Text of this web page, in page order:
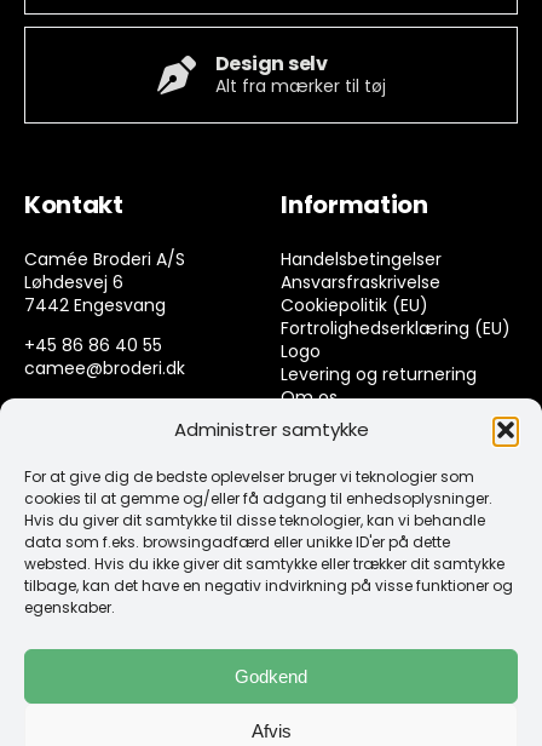
Administrer samtykke
For at give dig de bedste oplevelser bruger vi teknologier som
cookies til at gemme og/eller få adgang til enhedsoplysninger.
Hvis du giver dit samtykke til disse teknologier, kan vi behandle
data som f.eks. browsingadfærd eller unikke ID'er på dette
websted. Hvis du ikke giver dit samtykke eller trækker dit samtykke
tilbage, kan det have en negativ indvirkning på visse funktioner og
egenskaber.
Godkend
Afvis
Design selv
Alt fra mærker til tøj
Kontakt
Camée Broderi A/S
Løhdesvej 6
7442 Engesvang
+45 86 86 40 55
camee@broderi.dk
Information
Handelsbetingelser
Ansvarsfraskrivelse
Cookiepolitik (EU)
Fortrolighedserklæring (EU)
Logo
Levering og returnering
Om os
Kontakt
Links
Spørgsmål & Svar
Tråd
Design selv guide
Konto
Log ind